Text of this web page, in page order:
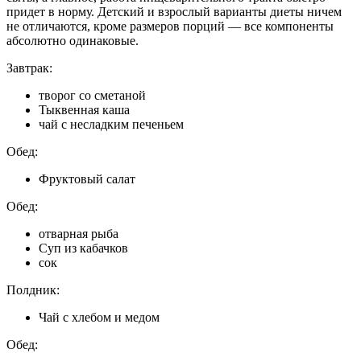
придет в норму. Детский и взрослый варианты диеты ничем
не отличаются, кроме размеров порций — все компоненты
абсолютно одинаковые.
Завтрак:
творог со сметаной
Тыквенная каша
чай с несладким печеньем
Обед:
Фруктовый салат
Обед:
отварная рыба
Суп из кабачков
сок
Полдник:
Чай с хлебом и медом
Обед: